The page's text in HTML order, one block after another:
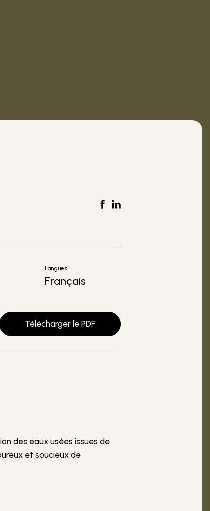
Langues
Français
Télécharger le PDF
des eaux usées issues de
et soucieux de